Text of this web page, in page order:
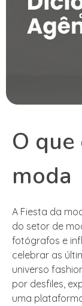
O que
moda
A Fiesta da
do setor de
fotógrafos e
celebrar as
universo
por desfiles,
uma